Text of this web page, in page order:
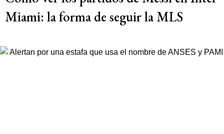
Miami: la forma de seguir la MLS